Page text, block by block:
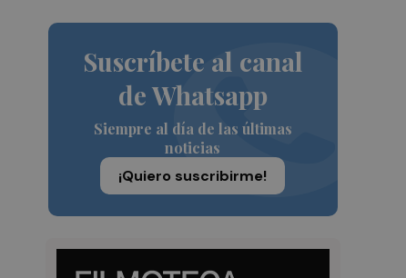
Suscríbete al canal
de Whatsapp
Siempre al día de las últimas
noticias
¡Quiero suscribirme!